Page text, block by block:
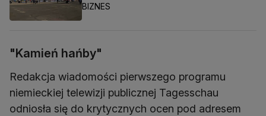
BIZNES
"Kamień hańby"
Redakcja wiadomości pierwszego programu
niemieckiej telewizji publicznej Tagesschau
odniosła się do krytycznych ocen pod adresem